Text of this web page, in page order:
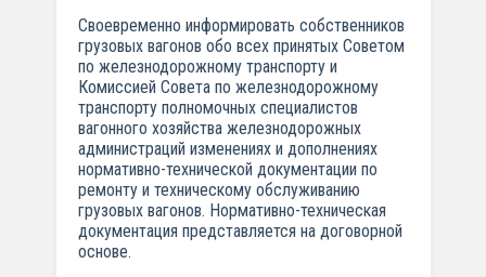
Своевременно информировать собственников
грузовых вагонов обо всех принятых Советом
по железнодорожному транспорту и
Комиссией Совета по железнодорожному
транспорту полномочных специалистов
вагонного хозяйства железнодорожных
администраций изменениях и дополнениях
нормативно-технической документации по
ремонту и техническому обслуживанию
грузовых вагонов. Нормативно-техническая
документация представляется на договорной
основе.